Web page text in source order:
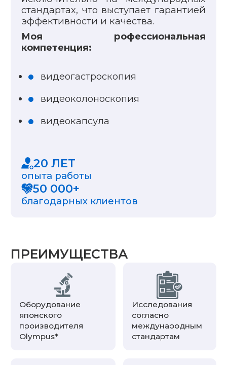
стандартах, что выступает гарантией
эффективности и качества.
Моя рофессиональная
компетенция:
видеогастроскопия
видеоколоноскопия
видеокапсула
20 ЛЕТ
опыта работы
50 000+
благодарных клиентов
ПРЕИМУЩЕСТВА
Оборудование
японского
производителя
Olympus*
Исследования
согласно
международным
стандартам